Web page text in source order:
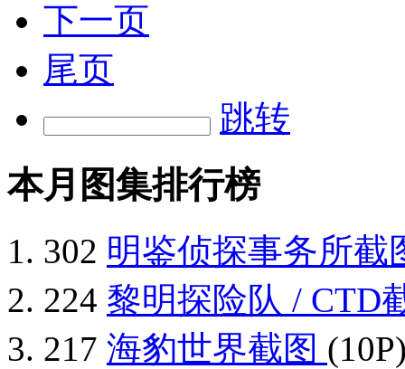
下一页
尾页
跳转
本月图集排行榜
302 明鉴侦探事务所截
224 黎明探险队 / CTD
217 海豹世界截图